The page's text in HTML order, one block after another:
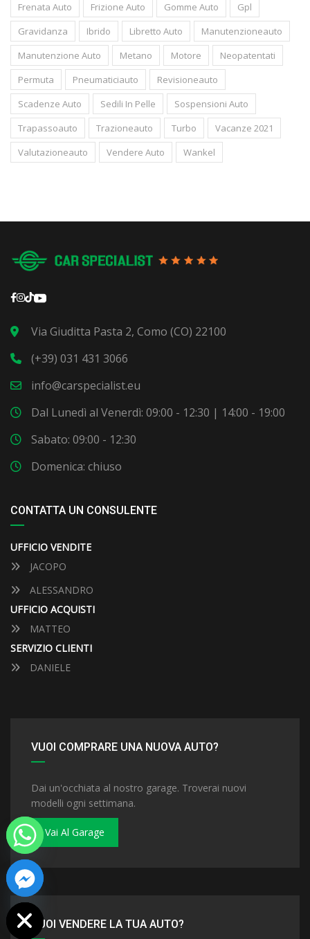
Frenata Auto
Frizione Auto Gomme Auto
Gpl
Gravidanza
Ibrido Libretto Auto
Manutenzioneauto
Manutenzione Auto
Metano Motore
Neopatentati
Permuta
Pneumaticiauto
Revisioneauto
Scadenze Auto
Sedili In Pelle
Sospensioni Auto
Trapassoauto
Trazioneauto Turbo
Vacanze 2021
Valutazioneauto
Vendere Auto Wankel
Via Giuditta Pasta 2, Como (CO) 22100
(+39) 031 431 3066
info@carspecialist.eu
Dal Lunedì al Venerdì: 09:00 - 12:30 | 14:00 - 19:00
Sabato: 09:00 - 12:30
Domenica: chiuso
CONTATTA UN CONSULENTE
UFFICIO VENDITE
JACOPO
ALESSANDRO
UFFICIO ACQUISTI
MATTEO
SERVIZIO CLIENTI
DANIELE
VUOI COMPRARE UNA NUOVA AUTO?
Dai un'occhiata al nostro garage. Troverai nuovi
modelli ogni settimana.
Vai Al Garage
VUOI VENDERE LA TUA AUTO?